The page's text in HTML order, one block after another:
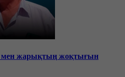
мен жарықтың жоқтығын